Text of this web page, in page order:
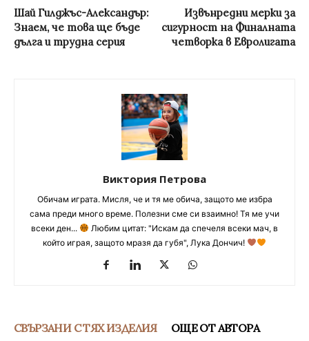
Шай Гилджъс-Александър:
Знаем, че това ще бъде
дълга и трудна серия
Извънредни мерки за
сигурност на Финалната
четворка в Евролигата
Виктория Петрова
Обичам играта. Мисля, че и тя ме обича, защото ме избра
сама преди много време. Полезни сме си взаимно! Тя ме учи
всеки ден...
Любим цитат: "Искам да спечеля всеки мач, в
който играя, защото мразя да губя", Лука Дончич!
СВЪРЗАНИ С ТЯХ ИЗДЕЛИЯ ОЩЕ ОТ АВТОРА